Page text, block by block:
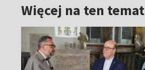
Więcej na ten temat